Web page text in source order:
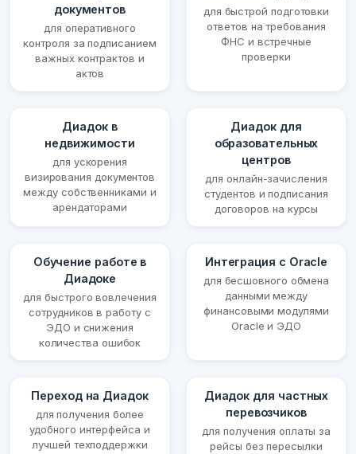
документов
для оперативного
контроля за подписанием
важных контрактов и
актов
для быстрой подготовки
ответов на требования
ФНС и встречные
проверки
Диадок в
недвижимости
для ускорения
визирования документов
между собственниками и
арендаторами
Диадок для
образовательных
центров
для онлайн-зачисления
студентов и подписания
договоров на курсы
Обучение работе в
Диадоке
для быстрого вовлечения
сотрудников в работу с
ЭДО и снижения
количества ошибок
Интеграция с Oracle
для бесшовного обмена
данными между
финансовыми модулями
Oracle и ЭДО
Переход на Диадок
для получения более
удобного интерфейса и
лучшей техподдержки
Диадок для частных
перевозчиков
для получения оплаты за
рейсы без пересылки